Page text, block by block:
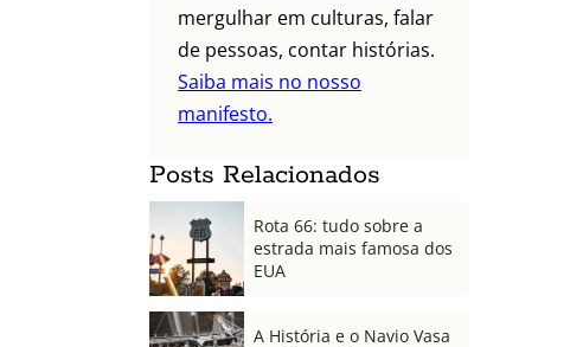
mergulhar em culturas, falar
de pessoas, contar histórias.
Saiba mais no nosso
manifesto.
Posts Relacionados
Rota 66: tudo sobre a
estrada mais famosa dos
EUA
A História e o Navio Vasa